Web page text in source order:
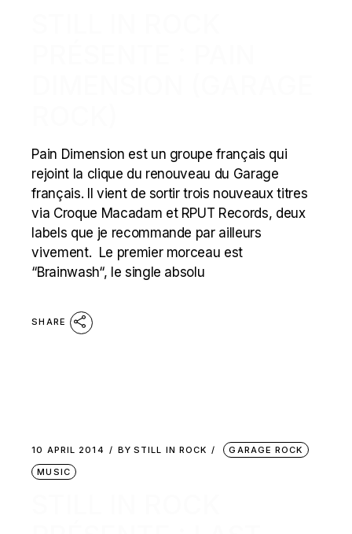
Pain Dimension est un groupe français qui
rejoint la clique du renouveau du Garage
français. Il vient de sortir trois nouveaux titres
via Croque Macadam et RPUT Records, deux
labels que je recommande par ailleurs
vivement. Le premier morceau est
“Brainwash“, le single absolu
SHARE
10 APRIL 2014 BY STILL IN ROCK
GARAGE ROCK
MUSIC